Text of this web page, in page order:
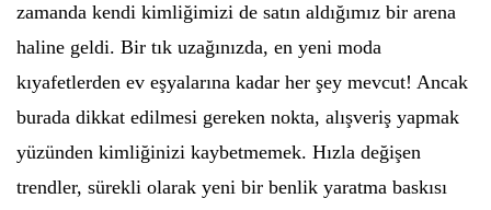
zamanda kendi kimliğimizi de satın aldığımız bir arena
haline geldi. Bir tık uzağınızda, en yeni moda
kıyafetlerden ev eşyalarına kadar her şey mevcut! Ancak
burada dikkat edilmesi gereken nokta, alışveriş yapmak
yüzünden kimliğinizi kaybetmemek. Hızla değişen
trendler, sürekli olarak yeni bir benlik yaratma baskısı